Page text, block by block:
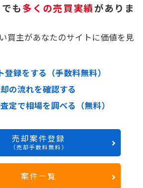
も多くの売買実績がありま
買主があなたのサイトに価値を見
登録をする（手数料無料）
の流れを確認する
定で相場を調べる（無料）
売却案件登録
（売却手数料無料）
案件一覧